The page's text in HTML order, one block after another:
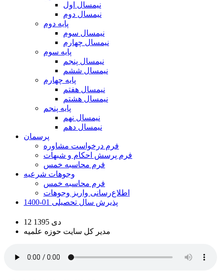
نیمسال اول
نیمسال دوم
پایه دوم
نیمسال سوم
نیمسال چهارم
پایه سوم
نیمسال پنجم
نیمسال ششم
پایه چهارم
نیمسال هفتم
نیمسال هشتم
پایه پنجم
نیمسال نهم
نیمسال دهم
پرسمان
فرم درخواست مشاوره
فرم پرسش احکام و شبهات
فرم محاسبه خمس
وجوهات شرعیه
فرم محاسبه خمس
اطلاع‌رسانی واریز وجوهات
پذیرش سال تحصیلی 01-1400
12 دی 1395
مدیر کل سایت حوزه علمیه